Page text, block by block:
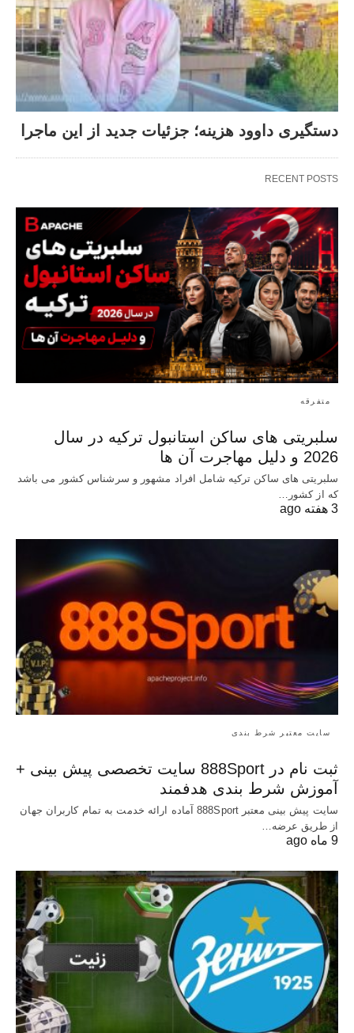
دستگیری داوود هزینه؛ جزئیات جدید از این ماجرا
RECENT POSTS
متفرقه
سلبریتی های ساکن استانبول ترکیه در سال
2026 و دلیل مهاجرت آن ها
سلبریتی های ساکن ترکیه شامل افراد مشهور و سرشناس کشور می باشد
که از کشور…
3 هفته ago
سایت معتبر شرط بندی
ثبت نام در 888Sport سایت تخصصی پیش بینی +
آموزش شرط بندی هدفمند
سایت پیش بینی معتبر 888Sport آماده ارائه خدمت به تمام کاربران جهان
از طریق عرضه…
9 ماه ago